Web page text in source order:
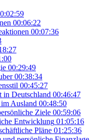
00:06:22
00:07:36
00:29:49
00:38:34
00:45:27
in Deutschland 00:46:47
Ausland 00:48:50
Ziele 00:59:06
Entwicklung 01:05:16
Pläne 01:25:36